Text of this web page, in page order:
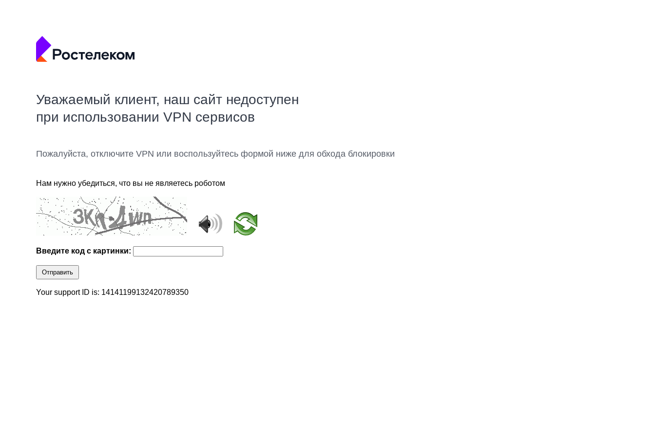
Уважаемый клиент, наш сайт недоступен
при использовании VPN сервисов
Пожалуйста, отключите VPN или воспользуйтесь формой ниже для обхода блокировки
Нам нужно убедиться, что вы не являетесь роботом
Введите код с картинки:
Отправить
Your support ID is: 14141199132420789350